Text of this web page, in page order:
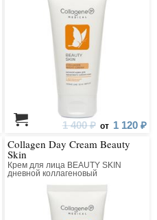
1 400 ₽ от 1 120 ₽
Collagen Day Cream Beauty
Skin
Крем для лица BEAUTY SKIN
дневной коллагеновый